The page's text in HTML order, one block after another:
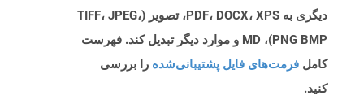
دیگری به PDF، DOCX، XPS، تصویر (TIFF، JPEG،
PNG BMP)، MD و موارد دیگر تبدیل کند. فهرست
کامل فرمت‌های فایل پشتیبانی‌شده را بررسی
کنید.